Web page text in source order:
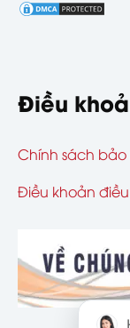
Điều
Chính sách
Điều khoản